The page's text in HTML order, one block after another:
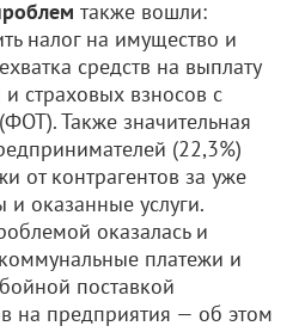
также вошли:
налог на имущество и
средств на выплату
страховых взносов с
Также значительная
(22,3%)
от контрагентов за уже
и оказанные услуги.
оказалась и
платежи и
поставкой
на предприятия — об этом